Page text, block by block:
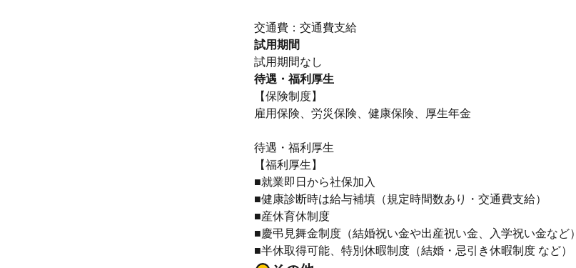
交通費：交通費支給
試用期間
試用期間なし
待遇・福利厚生
【保険制度】
雇用保険、労災保険、健康保険、厚生年金
待遇・福利厚生
【福利厚生】
■就業即日から社保加入
■健康診断時は給与補填（規定時間数あり・交通費支給）
■産休育休制度
■慶弔見舞金制度（結婚祝い金や出産祝い金、入学祝い金など）
■半休取得可能、特別休暇制度（結婚・忌引き休暇制度 など）